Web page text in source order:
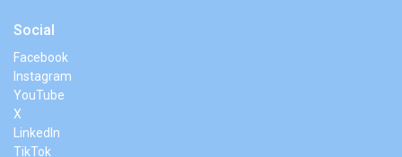
Social
Facebook
Instagram
YouTube
X
LinkedIn
TikTok